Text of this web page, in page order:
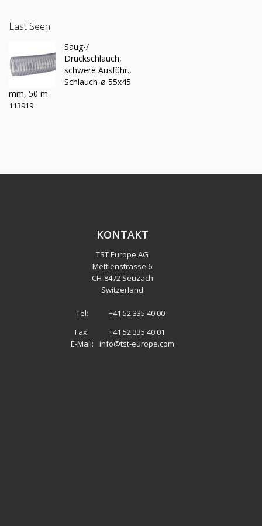
Last Seen
Saug-/
Druckschlauch,
schwere Ausführ.,
Schlauch-ø 55x45
mm, 50 m
113919
KONTAKT
TST Europe AG
Mettlenstrasse 6
CH-8472 Seuzach
Switzerland
Tel:
+41 52 335 40 00
Fax:
+41 52 335 40 01
E-Mail:
info@tst-europe.com